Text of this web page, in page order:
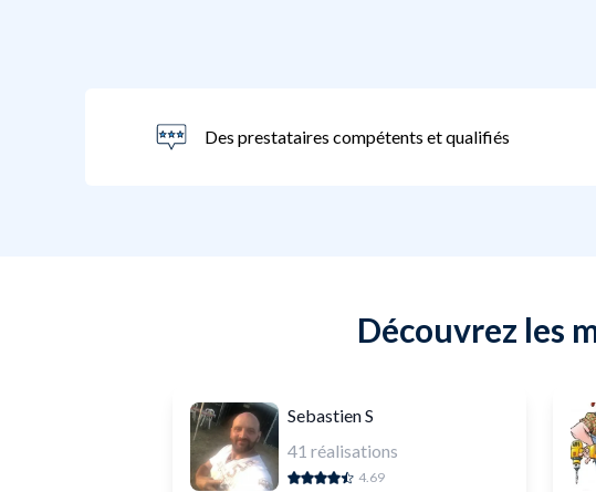
Des prestataires compétents et qualifiés
Découvrez les
Sebastien S
41 réalisations
4.69